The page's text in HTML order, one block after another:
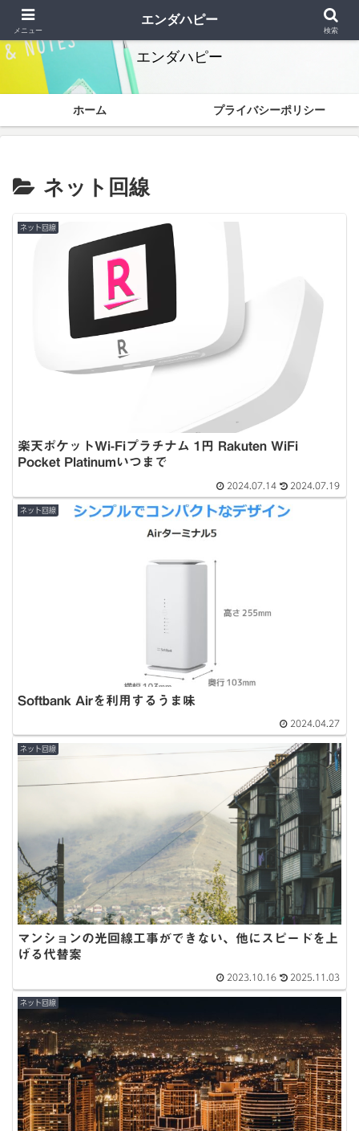
終わりよければすべて幸 なかなか解決できません
エンダハピー
ホーム プライバシーポリシー
ネット回線
ネット回線
楽天ポケットWi-Fiプラチナム 1円 Rakuten WiFi
Pocket Platinumいつまで
2024.07.14 2024.07.19
ネット回線
Softbank Airを利用するうま味
2024.04.27
ネット回線
マンションの光回線工事ができない、他にスピードを上
げる代替案
2023.10.16 2025.11.03
ネット回線
メニュー
エンダハピー
検索